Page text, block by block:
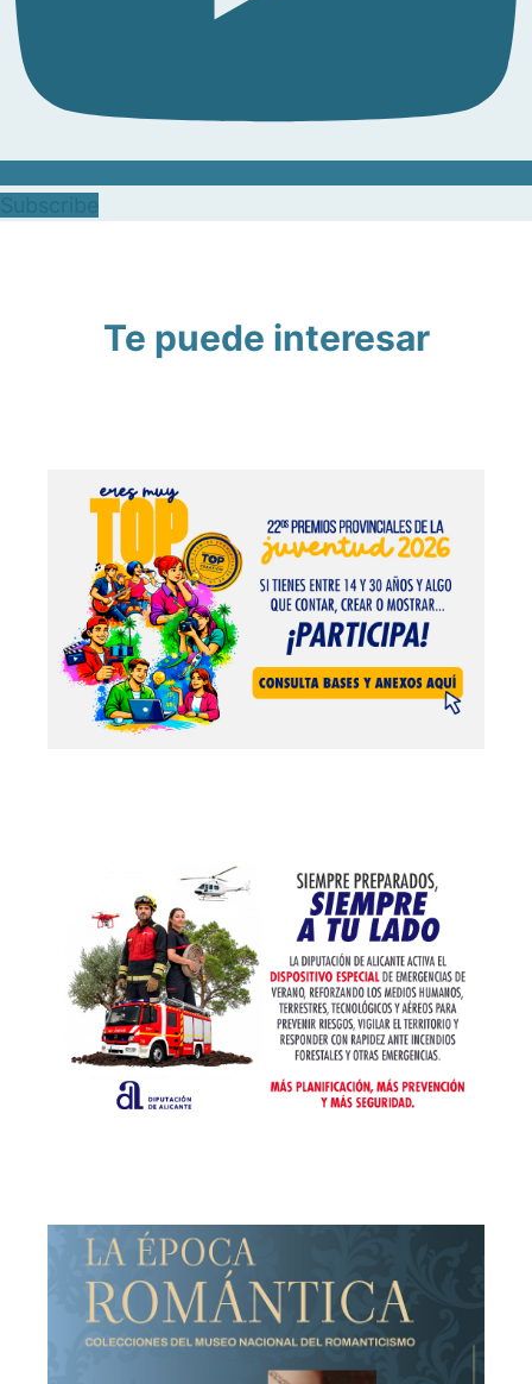
Te puede interesar